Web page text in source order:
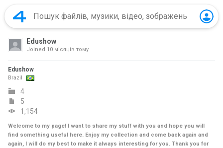
Edushow
Joined 10 місяців тому
Edushow
Brazil
4
5
1,154
Welcome to my page! I want to share my stuff with you and hope you will
find something useful here. Enjoy my collection and come back again and
again, I will do my best to make it always interesting for you. Thank you for